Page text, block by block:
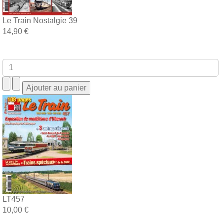
Le Train Nostalgie 39
14,90 €
LT457
10,00 €